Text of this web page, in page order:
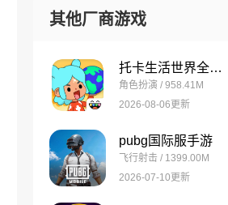
其他厂商游戏
托卡生活世界全解锁版
角色扮演 / 958.41M
2026-08-06更新
pubg国际服手游
飞行射击 / 1399.00M
2026-07-10更新